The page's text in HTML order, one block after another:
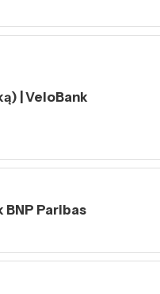
| VeloBank
BNP Paribas